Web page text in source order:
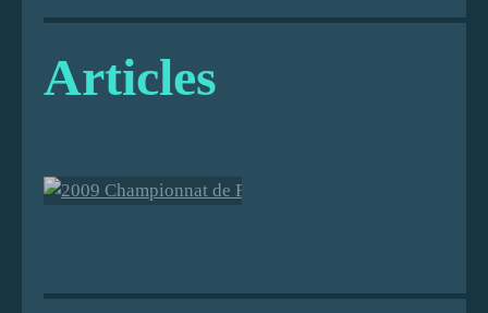
Articles